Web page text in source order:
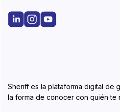
Sheriff es la plataforma digital de
la forma de conocer con quién te